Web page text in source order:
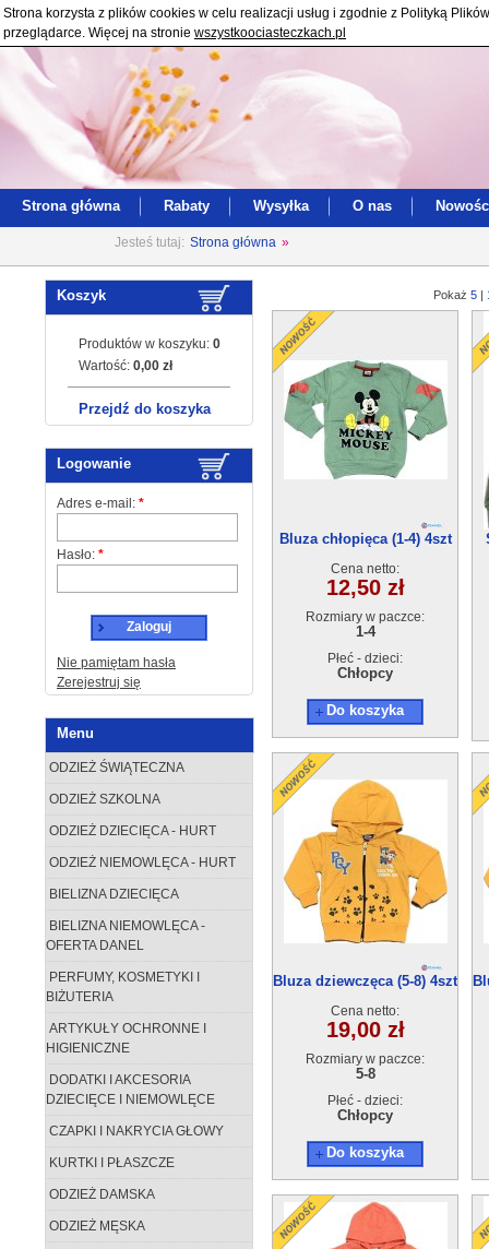
Strona korzysta z plików cookies w celu realizacji usług i zgodnie z Polityką
przeglądarce. Więcej na stronie wszystkoociasteczkach.pl
Strona główna Rabaty Wysyłka O nas
Jesteś tutaj: Strona główna »
Koszyk
Produktów w koszyku: 0
Wartość: 0,00 zł
Przejdź do koszyka
Logowanie
Adres e-mail: *
Hasło: *
Zaloguj
Nie pamiętam hasła
Zerejestruj się
Menu
ODZIEŻ ŚWIĄTECZNA
ODZIEŻ SZKOLNA
ODZIEŻ DZIECIĘCA - HURT
ODZIEŻ NIEMOWLĘCA - HURT
BIELIZNA DZIECIĘCA
BIELIZNA NIEMOWLĘCA -
OFERTA DANEL
PERFUMY, KOSMETYKI I
BIŻUTERIA
ARTYKUŁY OCHRONNE I
HIGIENICZNE
DODATKI I AKCESORIA
DZIECIĘCE I NIEMOWLĘCE
CZAPKI I NAKRYCIA GŁOWY
KURTKI I PŁASZCZE
ODZIEŻ DAMSKA
ODZIEŻ MĘSKA
Pokaż 5 |
Bluza chłopięca (1-4) 4szt
Cena netto:
12,50 zł
Rozmiary w paczce:
1-4
Płeć - dzieci:
Chłopcy
Do koszyka
Bluza dziewczęca (5-8) 4szt
Cena netto:
19,00 zł
Rozmiary w paczce:
5-8
Płeć - dzieci:
Chłopcy
Do koszyka